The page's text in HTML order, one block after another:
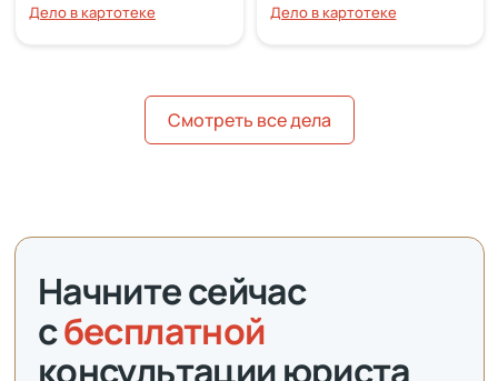
Дело в картотеке
Дело в картотеке
Смотреть все дела
Начните сейчас
сбесплатной
консультации юриста